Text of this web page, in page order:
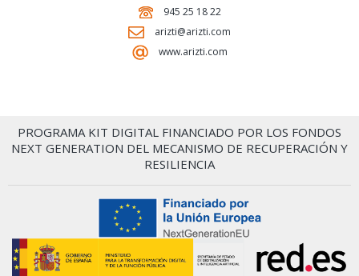
945 25 18 22
arizti@arizti.com
www.arizti.com
PROGRAMA KIT DIGITAL FINANCIADO POR LOS FONDOS
NEXT GENERATION DEL MECANISMO DE RECUPERACIÓN Y
RESILIENCIA